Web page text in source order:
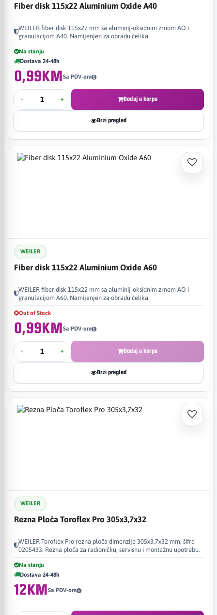
Fiber disk 115x22 Aluminium Oxide A40
WEILER fiber disk 115x22 mm sa aluminij-oksidnim zrnom AO i
granulacijom A40. Namijenjen za obradu čelika.
Na stanju
Dostava 24-48h
0,99KMSa PDV-om
- + Dodaj u korpu
Brzi pregled
WEILER
Fiber disk 115x22 Aluminium Oxide A60
WEILER fiber disk 115x22 mm sa aluminij-oksidnim zrnom AO i
granulacijom A60. Namijenjen za obradu čelika.
Out of Stock
0,99KMSa PDV-om
- + Dodaj u korpu
Brzi pregled
WEILER
Rezna Ploča Toroflex Pro 305x3,7x32
WEILER Toroflex Pro rezna ploča dimenzije 305x3,7x32 mm, šifra
0205433. Rezna ploča za radioničku, servisnu i montažnu upotrebu.
Na stanju
Dostava 24-48h
12KMSa PDV-om